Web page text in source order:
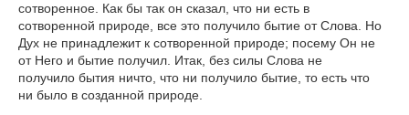
сотворенное. Как бы так он сказал, что ни есть в
сотворенной природе, все это получило бытие от Слова. Но
Дух не принадлежит к сотворенной природе; посему Он не
от Него и бытие получил. Итак, без силы Слова не
получило бытия ничто, что ни получило бытие, то есть что
ни было в созданной природе.